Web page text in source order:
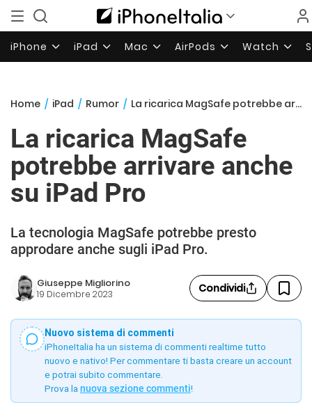
iPhone iPad Mac AirPods Watch
Home / iPad / Rumor / La ricarica MagSafe potrebbe arrivare anche su iPad Pro
La ricarica MagSafe
potrebbe arrivare anche
su iPad Pro
La tecnologia MagSafe potrebbe presto
approdare anche sugli iPad Pro.
Giuseppe Migliorino
19 Dicembre 2023 Condividi
Nuovo sistema di commenti
iPhoneItalia ha un sistema di commenti realtime tutto
nuovo e nativo! Per commentare ti basta creare un account
e potrai subito commentare.
Prova la nuova sezione commenti!